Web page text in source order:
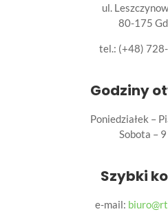
ul.
80-175
tel.: (+48)
Godziny
Poniedziałek –
Sobota –
Szybki
e-mail: